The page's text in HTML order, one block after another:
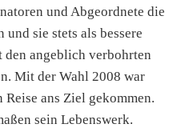
und Abgeordnete die
sie stets als bessere
angeblich verbohrten
Mit der Wahl 2008 war
ans Ziel gekommen.
sein Lebenswerk.